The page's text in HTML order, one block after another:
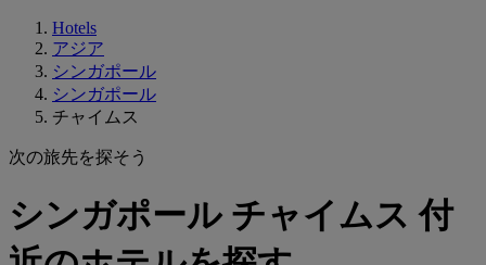
Hotels
アジア
シンガポール
シンガポール
チャイムス
次の旅先を探そう
シンガポール チャイムス 付